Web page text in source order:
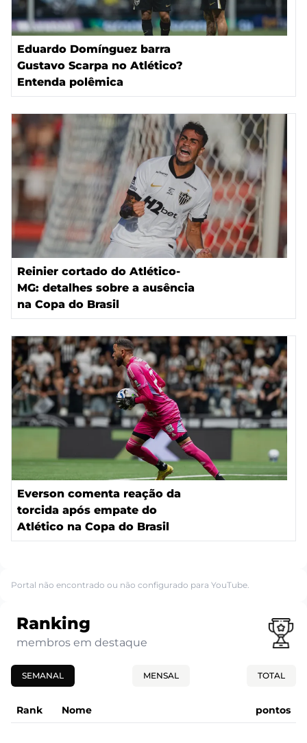
Eduardo Domínguez barra
Gustavo Scarpa no Atlético?
Entenda polêmica
Reinier cortado do Atlético-
MG: detalhes sobre a ausência
na Copa do Brasil
Everson comenta reação da
torcida após empate do
Atlético na Copa do Brasil
Portal não encontrado ou não configurado para YouTube.
Ranking
membros em destaque
SEMANAL MENSAL TOTAL
Rank Nome pontos